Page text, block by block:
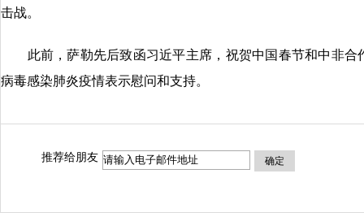
击战。
此前，萨勒先后致函习近平主席，祝贺中国春节和中非合
病毒感染肺炎疫情表示慰问和支持。
推荐给朋友 确定